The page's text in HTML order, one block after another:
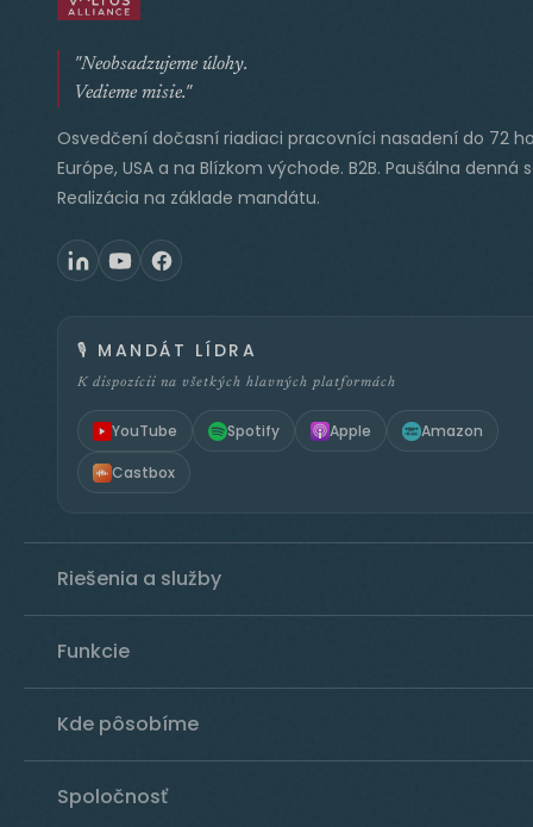
"Neobsadzujeme úlohy.
Vedieme misie."
Osvedčení dočasní riadiaci pracovníci nasadení do 72
Európe, USA a na Blízkom východe. B2B. Paušálna denná
Realizácia na základe mandátu.
🎙️ MANDÁT LÍDRA
K dispozícii na všetkých hlavných platformách
YouTube Spotify Apple Amazon
Castbox
Riešenia a služby
Funkcie
Kde pôsobíme
Spoločnosť